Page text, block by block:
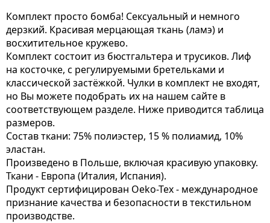
Комплект просто бомба! Сексуальный и немного
дерзкий. Красивая мерцающая ткань (ламэ) и
восхитительное кружево.
Комплект состоит из бюстгальтера и трусиков. Лиф
на косточке, с регулируемыми бретельками и
классической застёжкой. Чулки в комплект не входят,
но Вы можете подобрать их на нашем сайте в
соответствующем разделе. Ниже приводится таблица
размеров.
Состав ткани: 75% полиэстер, 15 % полиамид, 10%
эластан.
Произведено в Польше, включая красивую упаковку.
Ткани - Европа (Италия, Испания).
Продукт сертифицирован Oeko-Tex - международное
признание качества и безопасности в текстильном
производстве.